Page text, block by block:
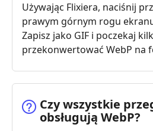
Używając Flixiera, naciśnij
prawym górnym rogu
Zapisz jako GIF i poczekaj
przekonwertować WebP na
Czy wszystkie
obsługują WebP?